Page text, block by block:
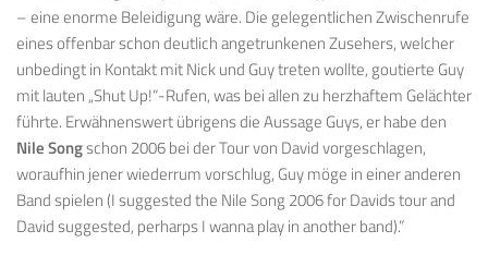
– eine enorme Beleidigung wäre. Die gelegentlichen Zwischenrufe
eines offenbar schon deutlich angetrunkenen Zusehers, welcher
unbedingt in Kontakt mit Nick und Guy treten wollte, goutierte Guy
mit lauten „Shut Up!“-Rufen, was bei allen zu herzhaftem Gelächter
führte. Erwähnenswert übrigens die Aussage Guys, er habe den
Nile Songschon 2006 bei der Tour von David vorgeschlagen,
woraufhin jener wiederrum vorschlug, Guy möge in einer anderen
Band spielen (I suggested the Nile Song 2006 for Davids tour and
David suggested, perharps I wanna play in another band).”